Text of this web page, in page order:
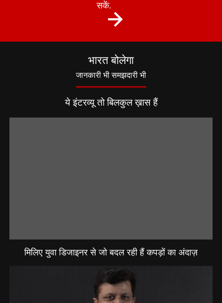
सकें.
भारत बोलेगा
जानकारी भी समझदारी भी
ये इंटरव्यू तो बिलकुल ख़ास हैं
मिलिए युवा डिजाइनर से जो बदल रही हैं कपड़ों का अंदाज़